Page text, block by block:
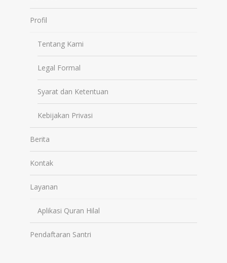
Profil
Tentang Kami
Legal Formal
Syarat dan Ketentuan
Kebijakan Privasi
Berita
Kontak
Layanan
Aplikasi Quran Hilal
Pendaftaran Santri